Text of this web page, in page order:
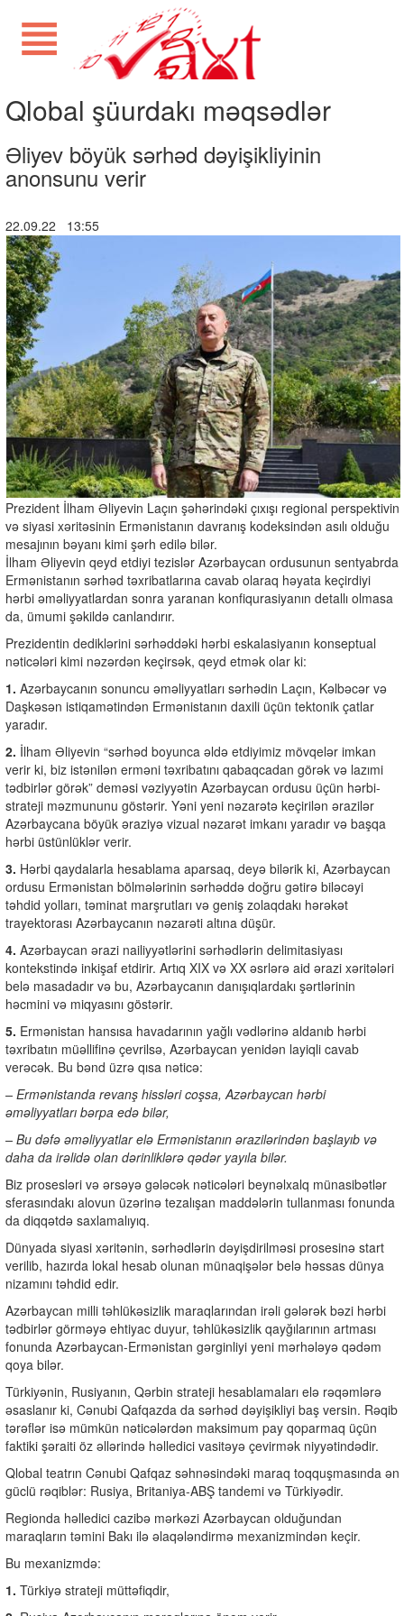
Qlobal şüurdakı məqsədlər
Əliyev böyük sərhəd dəyişikliyinin
anonsunu verir
22.09.22 13:55
Prezident İlham Əliyevin Laçın şəhərindəki çıxışı regional perspektivin
və siyasi xəritəsinin Ermənistanın davranış kodeksindən asılı olduğu
mesajının bəyanı kimi şərh edilə bilər.
İlham Əliyevin qeyd etdiyi tezislər Azərbaycan ordusunun sentyabrda
Ermənistanın sərhəd təxribatlarına cavab olaraq həyata keçirdiyi
hərbi əməliyyatlardan sonra yaranan konfiqurasiyanın detallı olmasa
da, ümumi şəkildə canlandırır.
Prezidentin dediklərini sərhəddəki hərbi eskalasiyanın konseptual
nəticələri kimi nəzərdən keçirsək, qeyd etmək olar ki:
1. Azərbaycanın sonuncu əməliyyatları sərhədin Laçın, Kəlbəcər və
Daşkəsən istiqamətindən Ermənistanın daxili üçün tektonik çatlar
yaradır.
2. İlham Əliyevin “sərhəd boyunca əldə etdiyimiz mövqelər imkan
verir ki, biz istənilən erməni təxribatını qabaqcadan görək və lazımi
tədbirlər görək” deməsi vəziyyətin Azərbaycan ordusu üçün hərbi-
strateji məzmununu göstərir. Yəni yeni nəzarətə keçirilən ərazilər
Azərbaycana böyük əraziyə vizual nəzarət imkanı yaradır və başqa
hərbi üstünlüklər verir.
3. Hərbi qaydalarla hesablama aparsaq, deyə bilərik ki, Azərbaycan
ordusu Ermənistan bölmələrinin sərhəddə doğru gətirə biləcəyi
təhdid yolları, təminat marşrutları və geniş zolaqdakı hərəkət
trayektorası Azərbaycanın nəzarəti altına düşür.
4. Azərbaycan ərazi nailiyyətlərini sərhədlərin delimitasiyası
kontekstində inkişaf etdirir. Artıq XIX və XX əsrlərə aid ərazi xəritələri
belə masadadır və bu, Azərbaycanın danışıqlardakı şərtlərinin
həcmini və miqyasını göstərir.
5. Ermənistan hansısa havadarının yağlı vədlərinə aldanıb hərbi
təxribatın müəllifinə çevrilsə, Azərbaycan yenidən layiqli cavab
verəcək. Bu bənd üzrə qısa nəticə:
– Ermənistanda revanş hissləri coşsa, Azərbaycan hərbi
əməliyyatları bərpa edə bilər,
– Bu dəfə əməliyyatlar elə Ermənistanın ərazilərindən başlayıb və
daha da irəlidə olan dərinliklərə qədər yayıla bilər.
Biz prosesləri və ərsəyə gələcək nəticələri beynəlxalq münasibətlər
sferasındakı alovun üzərinə tezalışan maddələrin tullanması fonunda
da diqqətdə saxlamalıyıq.
Dünyada siyasi xəritənin, sərhədlərin dəyişdirilməsi prosesinə start
verilib, hazırda lokal hesab olunan münaqişələr belə həssas dünya
nizamını təhdid edir.
Azərbaycan milli təhlükəsizlik maraqlarından irəli gələrək bəzi hərbi
tədbirlər görməyə ehtiyac duyur, təhlükəsizlik qayğılarının artması
fonunda Azərbaycan-Ermənistan gərginliyi yeni mərhələyə qədəm
qoya bilər.
Türkiyənin, Rusiyanın, Qərbin strateji hesablamaları elə rəqəmlərə
əsaslanır ki, Cənubi Qafqazda da sərhəd dəyişikliyi baş versin. Rəqib
tərəflər isə mümkün nəticələrdən maksimum pay qoparmaq üçün
faktiki şəraiti öz əllərində həlledici vasitəyə çevirmək niyyətindədir.
Qlobal teatrın Cənubi Qafqaz səhnəsindəki maraq toqquşmasında ən
güclü rəqiblər: Rusiya, Britaniya-ABŞ tandemi və Türkiyədir.
Regionda həlledici cazibə mərkəzi Azərbaycan olduğundan
maraqların təmini Bakı ilə əlaqələndirmə mexanizmindən keçir.
Bu mexanizmdə:
1. Türkiyə strateji müttəfiqdir,